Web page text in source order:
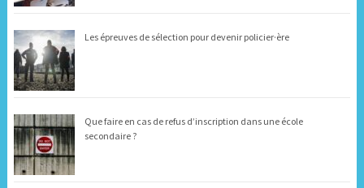
Les épreuves de sélection pour devenir policier·ère
Que faire en cas de refus d’inscription dans une école
secondaire ?